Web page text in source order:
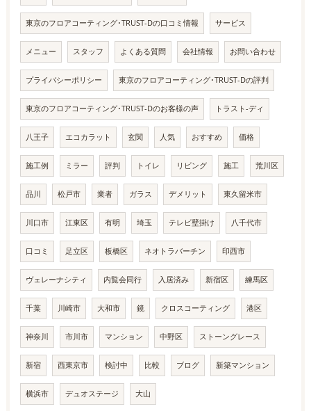
東京のフロアコーティング･TRUST-Dの口コミ情報 サービス
メニュー スタッフ よくある質問 会社情報 お問い合わせ
プライバシーポリシー 東京のフロアコーティング･TRUST-Dの評判
東京のフロアコーティング･TRUST-Dのお客様の声 トラスト-ディ
八王子 エコカラット 玄関 人気 おすすめ 価格
施工例 ミラー 評判 トイレ リビング 施工 荒川区
品川 松戸市 業者 ガラス デメリット 東久留米市
川口市 江東区 有明 埼玉 テレビ壁掛け 八千代市
口コミ 足立区 板橋区 ネオトラバーチン 印西市
ヴェレーナシティ 内覧会同行 入居済み 新宿区 練馬区
千葉 川崎市 大和市 鏡 クロスコーティング 港区
神奈川 市川市 マンション 中野区 ストーングレース
新宿 西東京市 検討中 比較 ブログ 新築マンション
横浜市 デュオステージ 大山